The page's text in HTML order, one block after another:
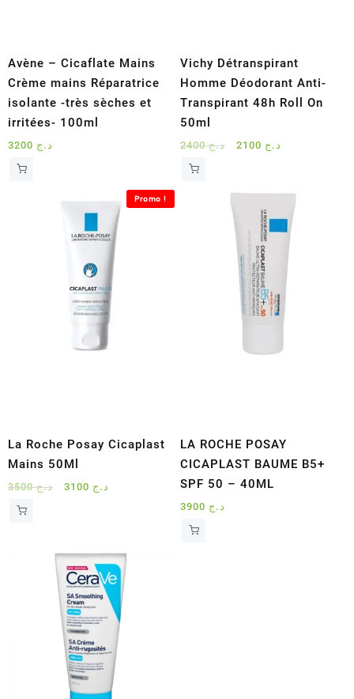
Avène – Cicaflate Mains
Crème mains Réparatrice
isolante -très sèches et
irritées- 100ml
د.ج
Vichy Détranspirant
Homme Déodorant Anti-
Transpirant 48h Roll On
50ml
د.ج2400
Le
était :
د.ج
est :
Promo !
La Roche Posay Cicaplast
Mains 50Ml
د.ج3500
Le
د.ج 3500.
د.ج
LA ROCHE POSAY
CICAPLAST BAUME B5+
SPF 50 – 40ML
د.ج